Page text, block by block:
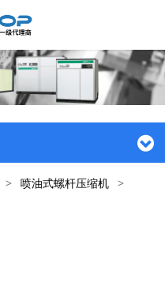
> 喷油式螺杆压缩机 >